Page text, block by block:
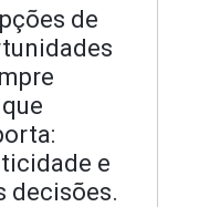
de
e
decisões.